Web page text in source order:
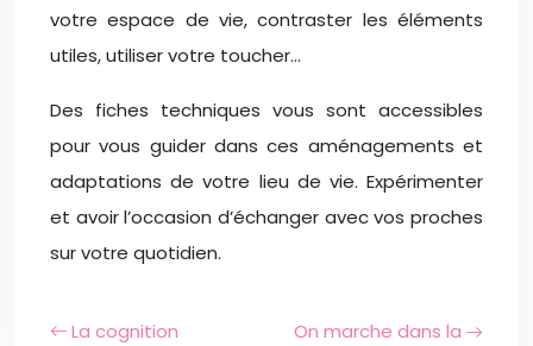
votre espace de vie, contraster les éléments
utiles, utiliser votre toucher…
Des fiches techniques vous sont accessibles
pour vous guider dans ces aménagements et
adaptations de votre lieu de vie. Expérimenter
et avoir l’occasion d’échanger avec vos proches
sur votre quotidien.
La cognition
On marche dans la